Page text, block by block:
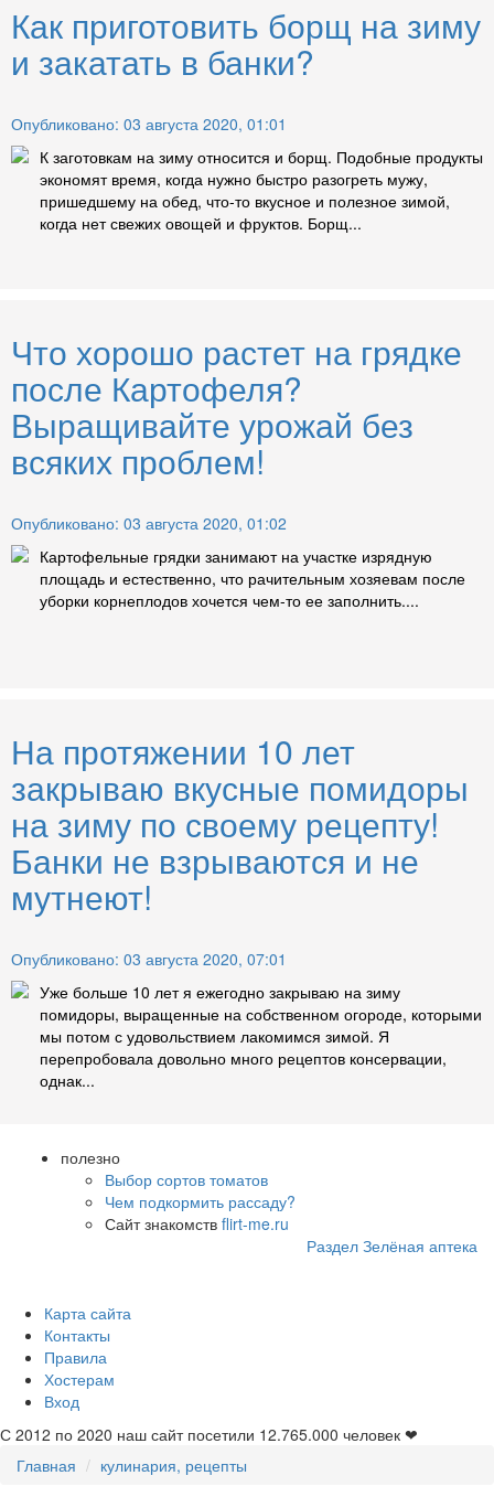
Как приготовить борщ на зиму
и закатать в банки?
Опубликовано: 03 августа 2020, 01:01
К заготовкам на зиму относится и борщ. Подобные продукты
экономят время, когда нужно быстро разогреть мужу,
пришедшему на обед, что-то вкусное и полезное зимой,
когда нет свежих овощей и фруктов. Борщ...
Что хорошо растет на грядке
после Картофеля?
Выращивайте урожай без
всяких проблем!
Опубликовано: 03 августа 2020, 01:02
Картофельные грядки занимают на участке изрядную
площадь и естественно, что рачительным хозяевам после
уборки корнеплодов хочется чем-то ее заполнить....
На протяжении 10 лет
закрываю вкусные помидоры
на зиму по своему рецепту!
Банки не взрываются и не
мутнеют!
Опубликовано: 03 августа 2020, 07:01
Уже больше 10 лет я ежегодно закрываю на зиму
помидоры, выращенные на собственном огороде, которыми
мы потом с удовольствием лакомимся зимой. Я
перепробовала довольно много рецептов консервации,
однак...
полезно
Выбор сортов томатов
Чем подкормить рассаду?
Сайт знакомств flirt-me.ru
Раздел Зелёная аптека
Карта сайта
Контакты
Правила
Хостерам
Вход
С 2012 по 2020 наш сайт посетили 12.765.000 человек ❤
Главная
кулинария, рецепты